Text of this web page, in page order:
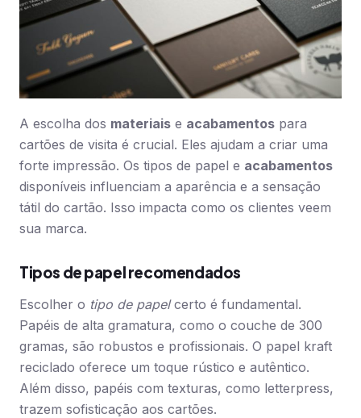
A escolha dos materiais e acabamentos para
cartões de visita é crucial. Eles ajudam a criar uma
forte impressão. Os tipos de papel e acabamentos
disponíveis influenciam a aparência e a sensação
tátil do cartão. Isso impacta como os clientes veem
sua marca.
Tipos de papel recomendados
Escolher o tipo de papelcerto é fundamental.
Papéis de alta gramatura, como o couche de 300
gramas, são robustos e profissionais. O papel kraft
reciclado oferece um toque rústico e autêntico.
Além disso, papéis com texturas, como letterpress,
trazem sofisticação aos cartões.